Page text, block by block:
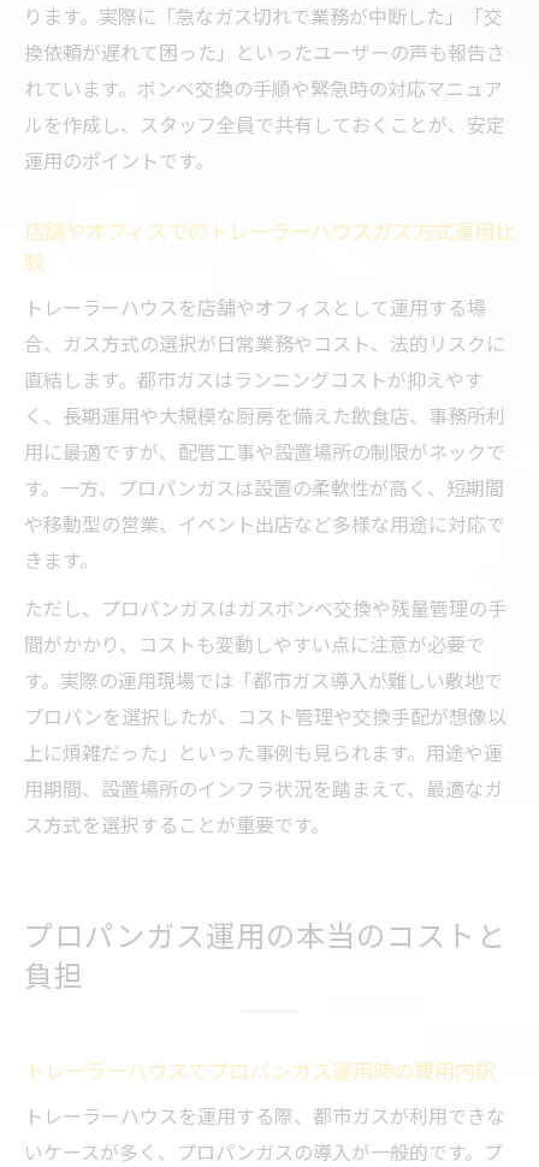
ります。実際に「急なガス切れで業務が中断した」「交
換依頼が遅れて困った」といったユーザーの声も報告さ
れています。ボンベ交換の手順や緊急時の対応マニュア
ルを作成し、スタッフ全員で共有しておくことが、安定
運用のポイントです。
店舗やオフィスでのトレーラーハウスガス方式運用比
較
トレーラーハウスを店舗やオフィスとして運用する場
合、ガス方式の選択が日常業務やコスト、法的リスクに
直結します。都市ガスはランニングコストが抑えやす
く、長期運用や大規模な厨房を備えた飲食店、事務所利
用に最適ですが、配管工事や設置場所の制限がネックで
す。一方、プロパンガスは設置の柔軟性が高く、短期間
や移動型の営業、イベント出店など多様な用途に対応で
きます。
ただし、プロパンガスはガスボンベ交換や残量管理の手
間がかかり、コストも変動しやすい点に注意が必要で
す。実際の運用現場では「都市ガス導入が難しい敷地で
プロパンを選択したが、コスト管理や交換手配が想像以
上に煩雑だった」といった事例も見られます。用途や運
用期間、設置場所のインフラ状況を踏まえて、最適なガ
ス方式を選択することが重要です。
プロパンガス運用の本当のコストと
負担
トレーラーハウスでプロパンガス運用時の費用内訳
トレーラーハウスを運用する際、都市ガスが利用できな
いケースが多く、プロパンガスの導入が一般的です。プ